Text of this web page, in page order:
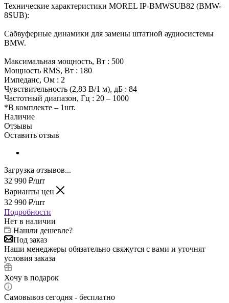
Технические характеристики MOREL IP-BMWSUB82 (BMW-
8SUB):
Сабвуферные динамики для замены штатной аудиосистемы
BMW.
Максимальная мощность, Вт : 500
Мощность RMS, Вт : 180
Импеданс, Ом : 2
Чувствительность (2,83 В/1 м), дБ : 84
Частотный диапазон, Гц : 20 – 1000
*В комплекте – 1шт.
Наличие
Отзывы
Оставить отзыв
Загрузка отзывов...
32 990 ₽/шт
Варианты цен
32 990 ₽/шт
Подробности
Нет в наличии
Нашли дешевле?
Под заказ
Наши менеджеры обязательно свяжутся с вами и уточнят
условия заказа
Хочу в подарок
Самовывоз сегодня - бесплатно